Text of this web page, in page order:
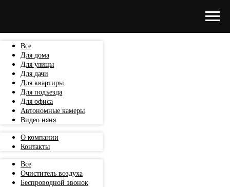
Все
Для дома
Для улицы
Для дачи
Для квартиры
Для подъезда
Для офиса
Автономные камеры
Видео няня
О компании
Контакты
Все
Очиститель воздуха
Беспроводной звонок